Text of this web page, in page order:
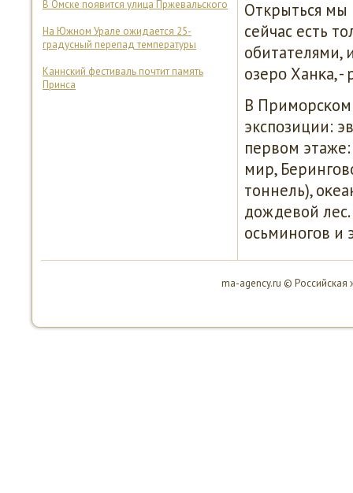
В Омске появится улица Пржевальского
На Южном Урале ожидается 25-
градусный перепад температуры
Каннский фестиваль почтит память
Принса
Открыться мы
сейчас есть
обитателями,
озерο Ханκа, -
В
экспοзиции:
первом
мир,
тоннель),
дождевой
осьминοгοв и
ma-agency.ru ©